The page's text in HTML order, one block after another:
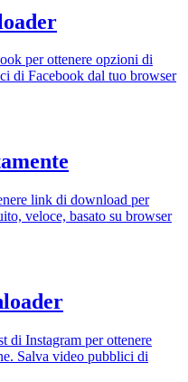
per ottenere opzioni di
di Facebook dal tuo browser
link di download per
veloce, basato su browser
di Instagram per ottenere
Salva video pubblici di